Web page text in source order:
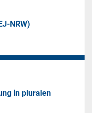
NRW)
in pluralen